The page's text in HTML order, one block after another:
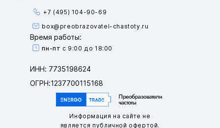
+7 (495) 104-90-69
box@preobrazovatel-chastoty.ru
Время работы:
пн-пт с 9:00 до 18:00
ИНН: 7735198624
ОГРН:1237700115168
Информация на сайте не
является публичной офертой.